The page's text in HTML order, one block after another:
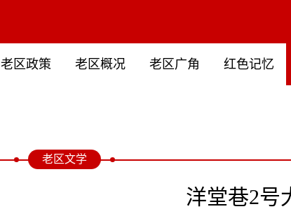
老区政策 老区概况 老区广角 红色记忆
老区文学
洋堂巷2号